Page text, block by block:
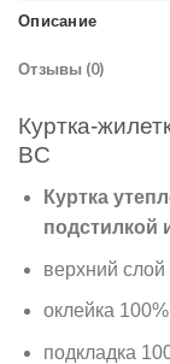
Описание
Отзывы (0)
Куртка-
BC
Куртка
подстилкой
верхний
оклейка
подкладка